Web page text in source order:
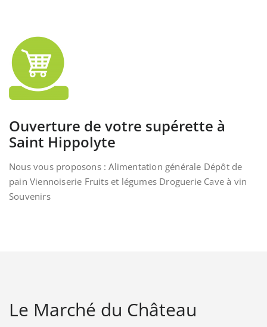
Ouverture de votre supérette à
Saint Hippolyte
Nous vous proposons : Alimentation générale Dépôt de
pain Viennoiserie Fruits et légumes Droguerie Cave à vin
Souvenirs
Le Marché du Château